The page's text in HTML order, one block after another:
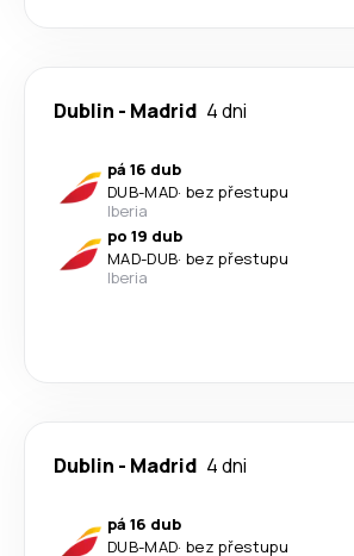
Dublin - Madrid 4 dni
pá 16 dub
DUB-MAD· bez přestupu
Iberia
po 19 dub
MAD-DUB· bez přestupu
Iberia
Dublin - Madrid 4 dni
pá 16 dub
DUB-MAD· bez přestupu